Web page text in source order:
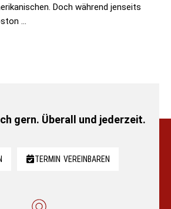
Doch während jenseits
…
gern. Überall und jederzeit.
TERMIN VEREINBAREN